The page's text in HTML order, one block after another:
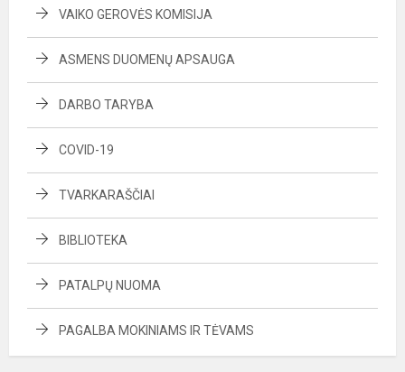
VAIKO GEROVĖS KOMISIJA
ASMENS DUOMENŲ APSAUGA
DARBO TARYBA
COVID-19
TVARKARAŠČIAI
BIBLIOTEKA
PATALPŲ NUOMA
PAGALBA MOKINIAMS IR TĖVAMS